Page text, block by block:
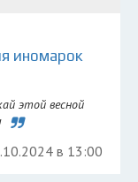
иномарок
этой весной
в 13:00